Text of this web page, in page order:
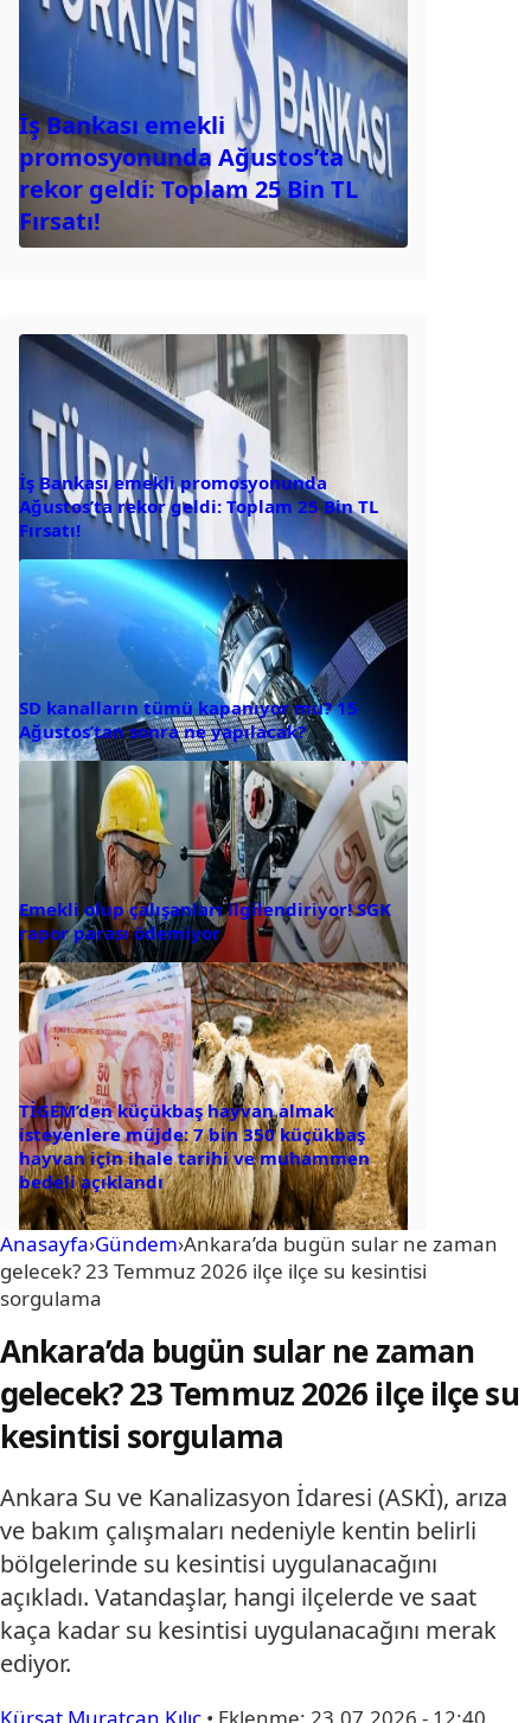
İş Bankası emekli
promosyonunda Ağustos’ta
rekor geldi: Toplam 25 Bin TL
Fırsatı!
İş Bankası emekli promosyonunda
Ağustos’ta rekor geldi: Toplam 25 Bin TL
Fırsatı!
SD kanalların tümü kapanıyor mu? 15
Ağustos’tan sonra ne yapılacak?
Emekli olup çalışanları ilgilendiriyor! SGK
rapor parası ödemiyor
TİGEM’den küçükbaş hayvan almak
isteyenlere müjde: 7 bin 350 küçükbaş
hayvan için ihale tarihi ve muhammen
bedeli açıklandı
Anasayfa›Gündem›Ankara’da bugün sular ne zaman
gelecek? 23 Temmuz 2026 ilçe ilçe su kesintisi
sorgulama
Ankara’da bugün sular ne zaman
gelecek? 23 Temmuz 2026 ilçe ilçe su
kesintisi sorgulama
Ankara Su ve Kanalizasyon İdaresi (ASKİ), arıza
ve bakım çalışmaları nedeniyle kentin belirli
bölgelerinde su kesintisi uygulanacağını
açıkladı. Vatandaşlar, hangi ilçelerde ve saat
kaça kadar su kesintisi uygulanacağını merak
ediyor.
Kürşat Muratcan Kılıç • Eklenme: 23.07.2026 - 12:40